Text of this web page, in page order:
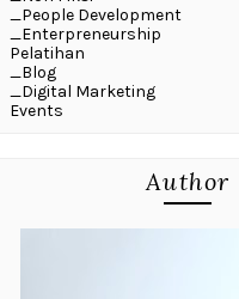
_People Development
_Enterpreneurship
Pelatihan
_Blog
_Digital Marketing
Events
Author